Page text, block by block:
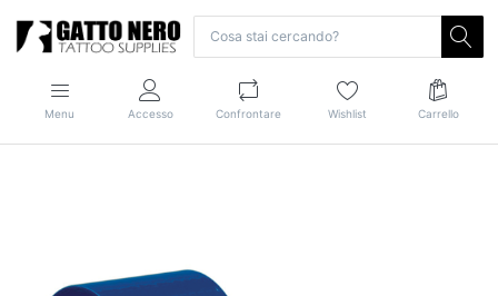
Menu Accesso Confrontare Wishlist Carrello